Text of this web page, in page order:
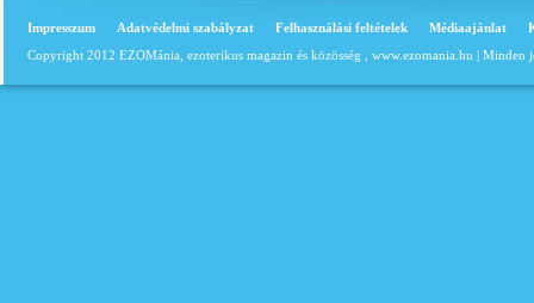
Impresszum Adatvédelmi szabályzat Felhasználási feltételek Médiaajánlat
Copyright 2012 EZOMánia, ezoterikus magazin és közösség , www.ezomania.hu | Minden